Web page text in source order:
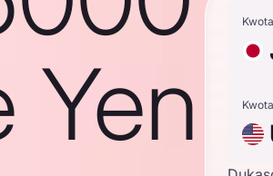
Yen
Kwota
Kwota